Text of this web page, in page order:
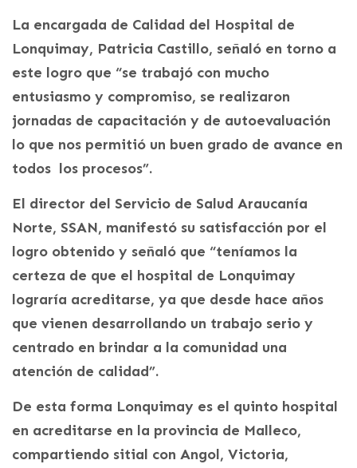
La encargada de Calidad del Hospital de
Lonquimay, Patricia Castillo, señaló en torno a
este logro que “se trabajó con mucho
entusiasmo y compromiso, se realizaron
jornadas de capacitación y de autoevaluación
lo que nos permitió un buen grado de avance en
todos los procesos”.
El director del Servicio de Salud Araucanía
Norte, SSAN, manifestó su satisfacción por el
logro obtenido y señaló que “teníamos la
certeza de que el hospital de Lonquimay
lograría acreditarse, ya que desde hace años
que vienen desarrollando un trabajo serio y
centrado en brindar a la comunidad una
atención de calidad”.
De esta forma Lonquimay es el quinto hospital
en acreditarse en la provincia de Malleco,
compartiendo sitial con Angol, Victoria,